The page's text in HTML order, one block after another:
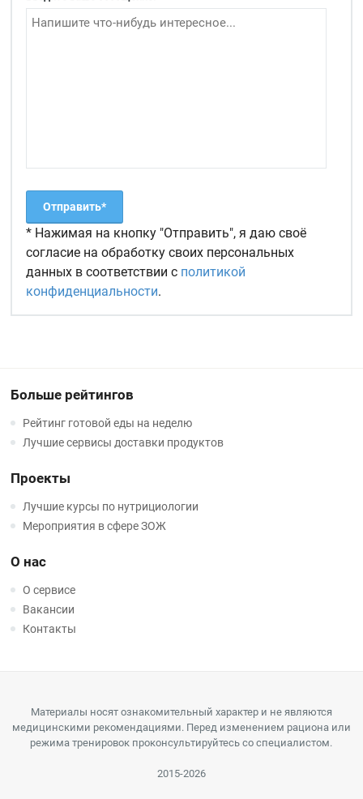
* Нажимая на кнопку "Отправить", я даю своё
согласие на обработку своих персональных
данных в соответствии с политикой
конфиденциальности.
Больше рейтингов
Рейтинг готовой еды на неделю
Лучшие сервисы доставки продуктов
Проекты
Лучшие курсы по нутрициологии
Мероприятия в сфере ЗОЖ
О нас
О сервисе
Вакансии
Контакты
Материалы носят ознакомительный характер и не являются
медицинскими рекомендациями. Перед изменением рациона или
режима тренировок проконсультируйтесь со специалистом.
2015-2026